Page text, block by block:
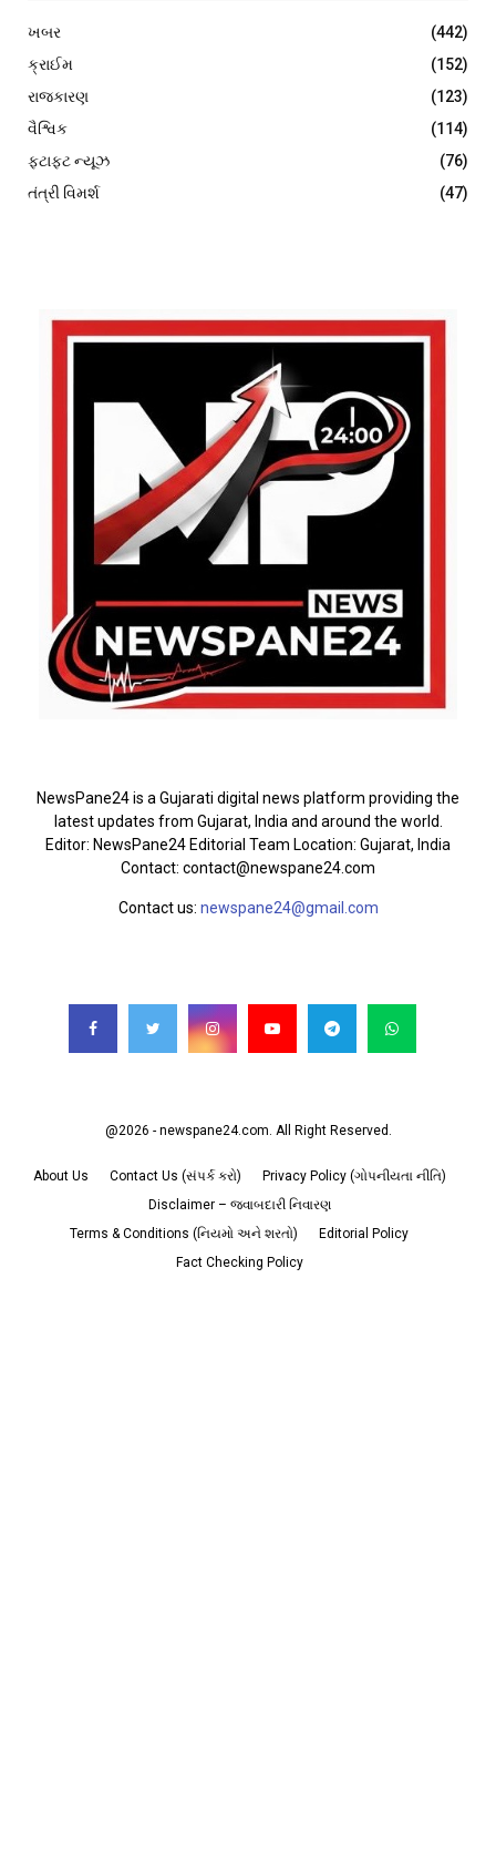
ખબર
(442)
ક્રાઈમ
(152)
રાજકારણ
(123)
વૈશ્વિક
(114)
ફટાફટ ન્યૂઝ
(76)
તંત્રી વિમર્શ
(47)
NewsPane24 is a Gujarati digital news platform providing the
latest updates from Gujarat, India and around the world.
Editor: NewsPane24 Editorial Team Location: Gujarat, India
Contact: contact@newspane24.com
Contact us: newspane24@gmail.com
@2026 - newspane24.com. All Right Reserved.
About Us Contact Us (સંપર્ક કરો)
Privacy Policy (ગોપનીયતા નીતિ)
Disclaimer – જવાબદારી નિવારણ
Terms & Conditions (નિયમો અને શરતો)
Editorial Policy
Fact Checking Policy